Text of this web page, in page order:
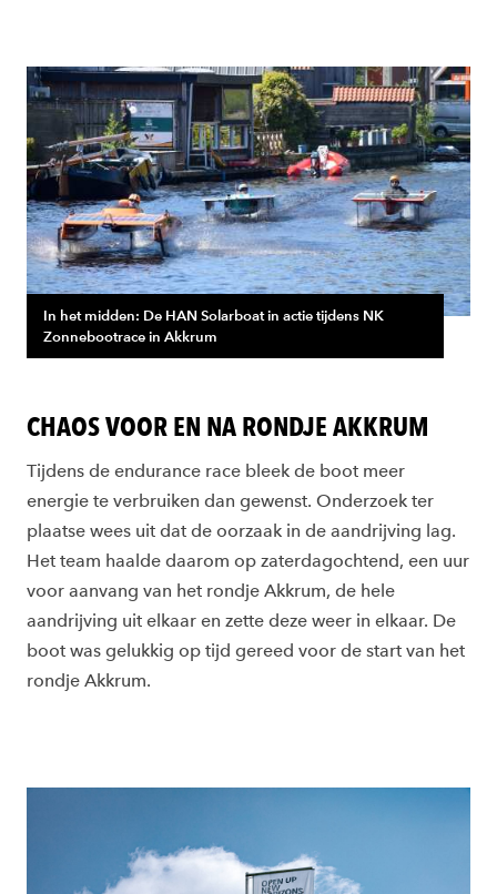
In het midden: De HAN Solarboat in actie tijdens NK
Zonnebootrace in Akkrum
CHAOS VOOR EN NA RONDJE AKKRUM
Tijdens de endurance race bleek de boot meer
energie te verbruiken dan gewenst. Onderzoek ter
plaatse wees uit dat de oorzaak in de aandrijving lag.
Het team haalde daarom op zaterdagochtend, een uur
voor aanvang van het rondje Akkrum, de hele
aandrijving uit elkaar en zette deze weer in elkaar. De
boot was gelukkig op tijd gereed voor de start van het
rondje Akkrum.